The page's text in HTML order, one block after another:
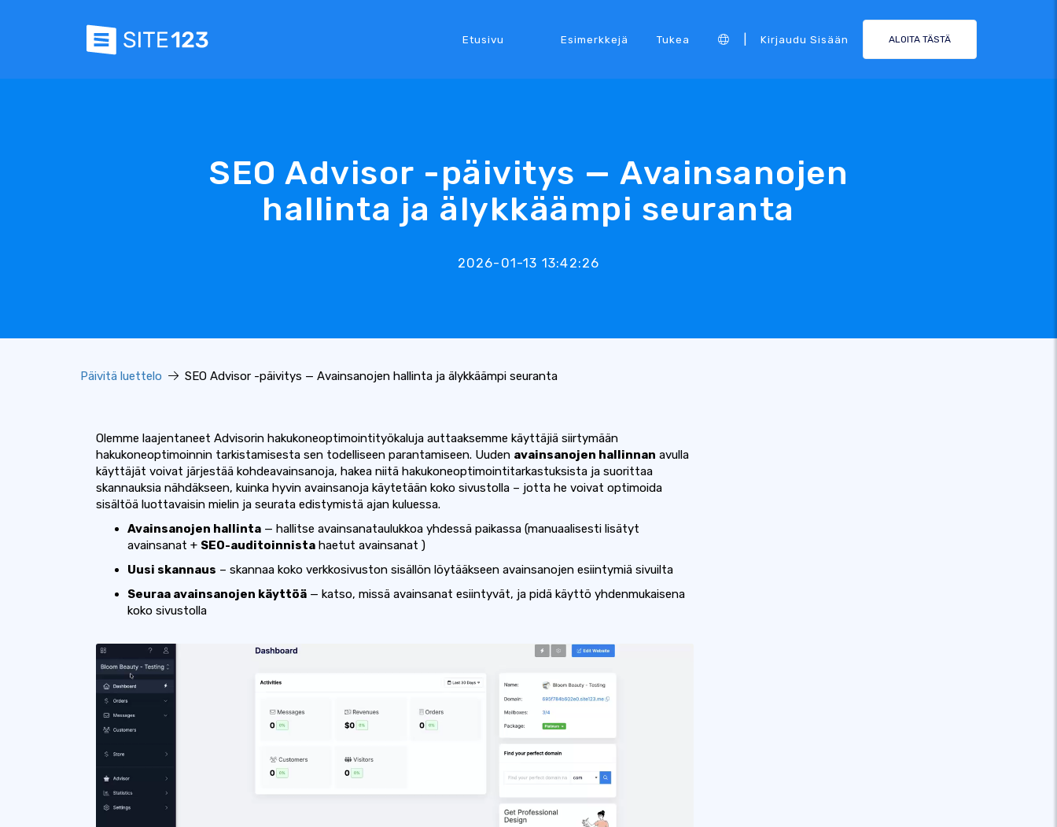
Etusivu Esimerkkejä Tukea Kirjaudu Sisään ALOITA TÄSTÄ
SEO Advisor -päivitys — Avainsanojen
hallinta ja älykkäämpi seuranta
2026-01-13 13:42:26
Päivitä luettelo SEO Advisor -päivitys — Avainsanojen hallinta ja älykkäämpi seuranta
Olemme laajentaneet Advisorin hakukoneoptimointityökaluja auttaaksemme käyttäjiä siirtymään
hakukoneoptimoinnin tarkistamisesta sen todelliseen parantamiseen. Uuden avainsanojen hallinnan avulla
käyttäjät voivat järjestää kohdeavainsanoja, hakea niitä hakukoneoptimointitarkastuksista ja suorittaa
skannauksia nähdäkseen, kuinka hyvin avainsanoja käytetään koko sivustolla – jotta he voivat optimoida
sisältöä luottavaisin mielin ja seurata edistymistä ajan kuluessa.
Avainsanojen hallinta — hallitse avainsanataulukkoa yhdessä paikassa (manuaalisesti lisätyt
avainsanat + SEO-auditoinnista haetut avainsanat )
Uusi skannaus – skannaa koko verkkosivuston sisällön löytääkseen avainsanojen esiintymiä sivuilta
Seuraa avainsanojen käyttöä — katso, missä avainsanat esiintyvät, ja pidä käyttö yhdenmukaisena
koko sivustolla